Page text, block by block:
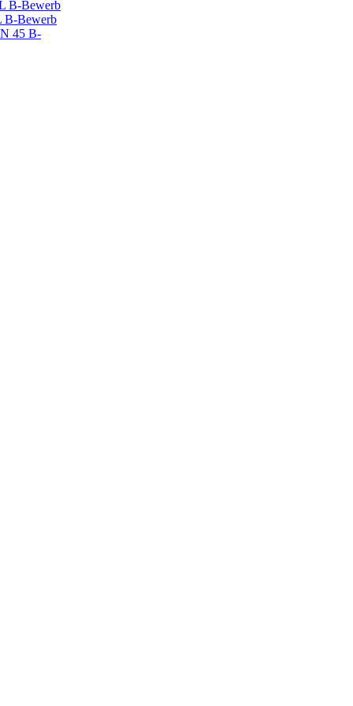
B-Bewerb
B-Bewerb
45 B-